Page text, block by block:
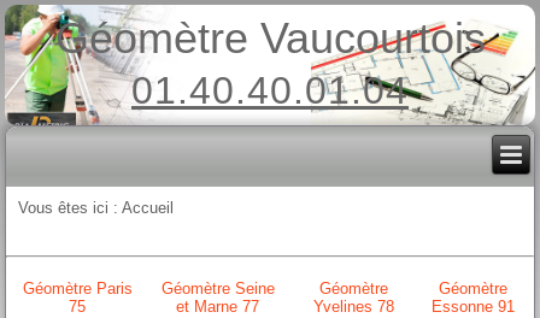
Géomètre Vaucourtois
01.40.40.01.04
Vous êtes ici :Accueil
Géomètre Paris
75
Géomètre Seine
et Marne 77
Géomètre
Yvelines 78
Géomètre
Essonne 91